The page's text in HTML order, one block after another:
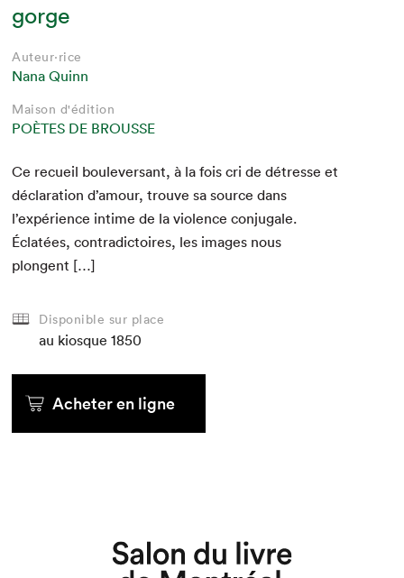
gorge
Auteur·rice
Nana Quinn
Maison d'édition
POÈTES DE BROUSSE
Ce recueil boulever­sant, à la fois cri de détresse et
déc­la­ra­tion d’amour, trou­ve sa source dans
l’expérience intime de la vio­lence con­ju­gale.
Éclatées, con­tra­dic­toires, les images nous
plongent […]
Disponible sur place
au kiosque 1850
Acheter en ligne